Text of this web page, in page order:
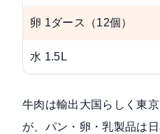
卵 1ダース（12個）
水 1.5L
牛肉は輸出大国らしく東
が、パン・卵・乳製品は